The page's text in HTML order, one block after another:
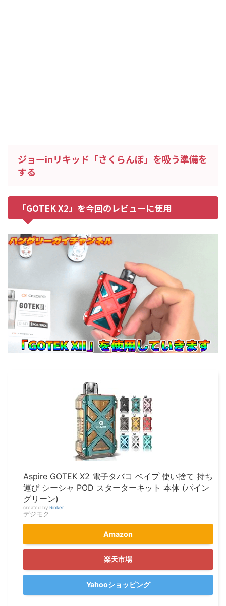
ジョーinリキッド「さくらんぼ」を吸う準備を
する
「GOTEK X2」を今回のレビューに使用
Aspire GOTEK X2 電子タバコ ベイプ 使い捨て 持ち
運び シーシャ POD スターターキット 本体 (パイン
グリーン)
created by Rinker
デジモク
Amazon
楽天市場
Yahooショッピング